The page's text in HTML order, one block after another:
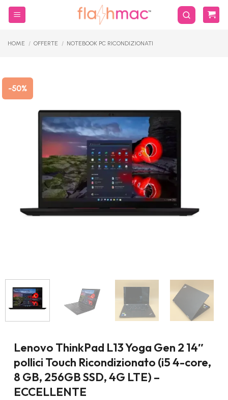
Salta
HOME / OFFERTE / NOTEBOOK PC RICONDIZIONATI
-50%
Lenovo ThinkPad L13 Yoga Gen 2 14″
pollici Touch Ricondizionato (i5 4-core,
8 GB, 256GB SSD, 4G LTE) –
ECCELLENTE